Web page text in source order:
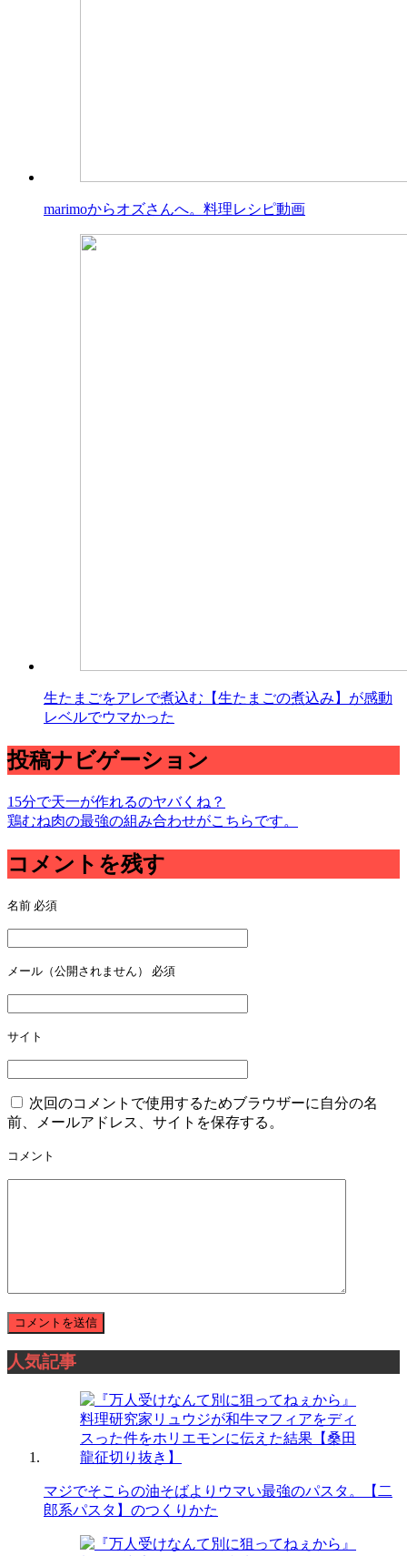
marimoからオズさんへ。料理レシピ動画
生たまごをアレで煮込む【生たまごの煮込み】が感動
レベルでウマかった
投稿ナビゲーション
15分で天一が作れるのヤバくね？
鶏むね肉の最強の組み合わせがこちらです。
コメントを残す
名前 必須
メール（公開されません） 必須
サイト
次回のコメントで使用するためブラウザーに自分の名
前、メールアドレス、サイトを保存する。
コメント
人気記事
マジでそこらの油そばよりウマい最強のパスタ。【二
郎系パスタ】のつくりかた